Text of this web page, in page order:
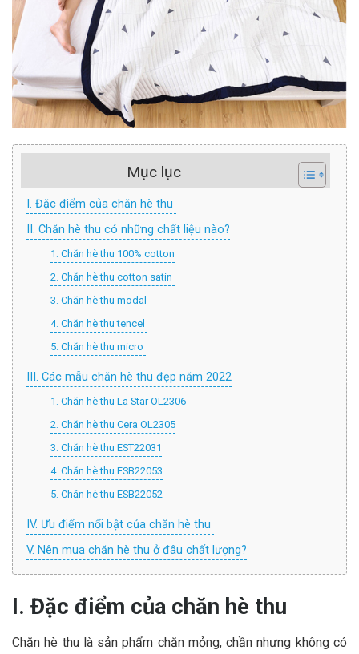
Mục lục
I. Đặc điểm của chăn hè thu
II. Chăn hè thu có những chất liệu nào?
1. Chăn hè thu 100% cotton
2. Chăn hè thu cotton satin
3. Chăn hè thu modal
4. Chăn hè thu tencel
5. Chăn hè thu micro
III. Các mẫu chăn hè thu đẹp năm 2022
1. Chăn hè thu La Star OL2306
2. Chăn hè thu Cera OL2305
3. Chăn hè thu EST22031
4. Chăn hè thu ESB22053
5. Chăn hè thu ESB22052
IV. Ưu điểm nổi bật của chăn hè thu
V. Nên mua chăn hè thu ở đâu chất lượng?
I. Đặc điểm của chăn hè thu
Chăn hè thu là sản phẩm chăn mỏng, chần nhưng không có